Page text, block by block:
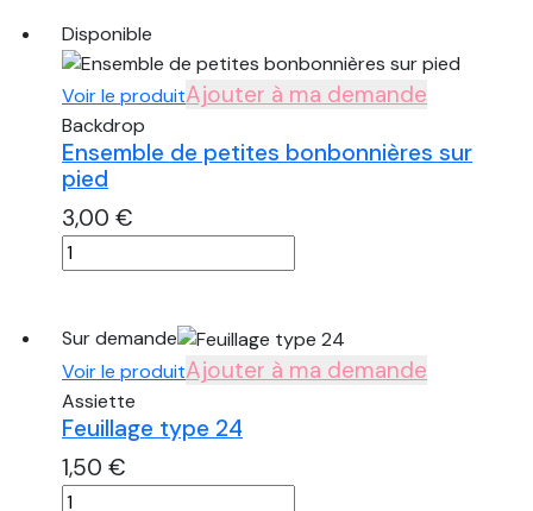
losange
en
mail
rose
pâle
Disponible
Voir le produitAjouter à ma demande
Backdrop
Ensemble de petites bonbonnières sur
pied
3,00 €
quantité
de
de
petites
bonbonnières
sur
pied
Sur demande
Voir le produitAjouter à ma demande
Assiette
Feuillage type 24
1,50 €
quantité